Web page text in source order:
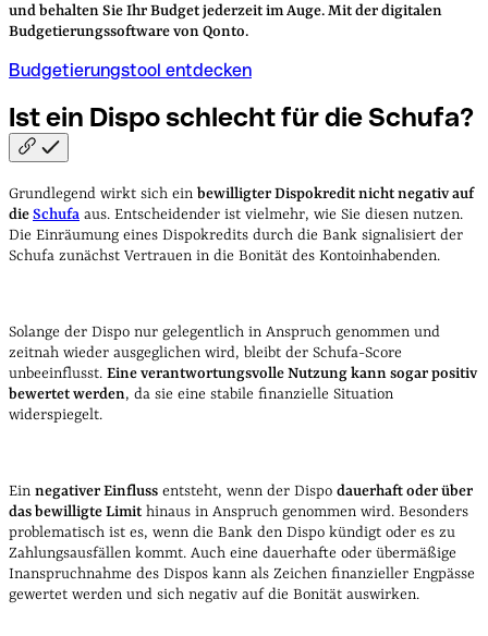
und behalten Sie Ihr Budget jederzeit im Auge. Mit der digitalen
Budgetierungssoftware von Qonto.
Budgetierungstool entdecken
Ist ein Dispo schlecht für dieSchufa?
Grundlegend wirkt sich ein bewilligter Dispokredit nicht negativ auf
dieSchufa aus. Entscheidender ist vielmehr, wie Sie diesen nutzen.
Die Einräumung eines Dispokredits durch die Bank signalisiert der
Schufa zunächst Vertrauen in die Bonität des Kontoinhabenden.
Solange der Dispo nur gelegentlich in Anspruch genommen und
zeitnah wieder ausgeglichen wird, bleibt der Schufa-Score
unbeeinflusst. Eine verantwortungsvolle Nutzung kann sogar positiv
bewertet werden, da sie eine stabile finanzielle Situation
widerspiegelt.
Ein negativer Einfluss entsteht, wenn der Dispo dauerhaft oder über
das bewilligte Limit hinaus in Anspruch genommen wird. Besonders
problematisch ist es, wenn die Bank den Dispo kündigt oder es zu
Zahlungsausfällen kommt. Auch eine dauerhafte oder übermäßige
Inanspruchnahme des Dispos kann als Zeichen finanzieller Engpässe
gewertet werden und sich negativ auf die Bonität auswirken.